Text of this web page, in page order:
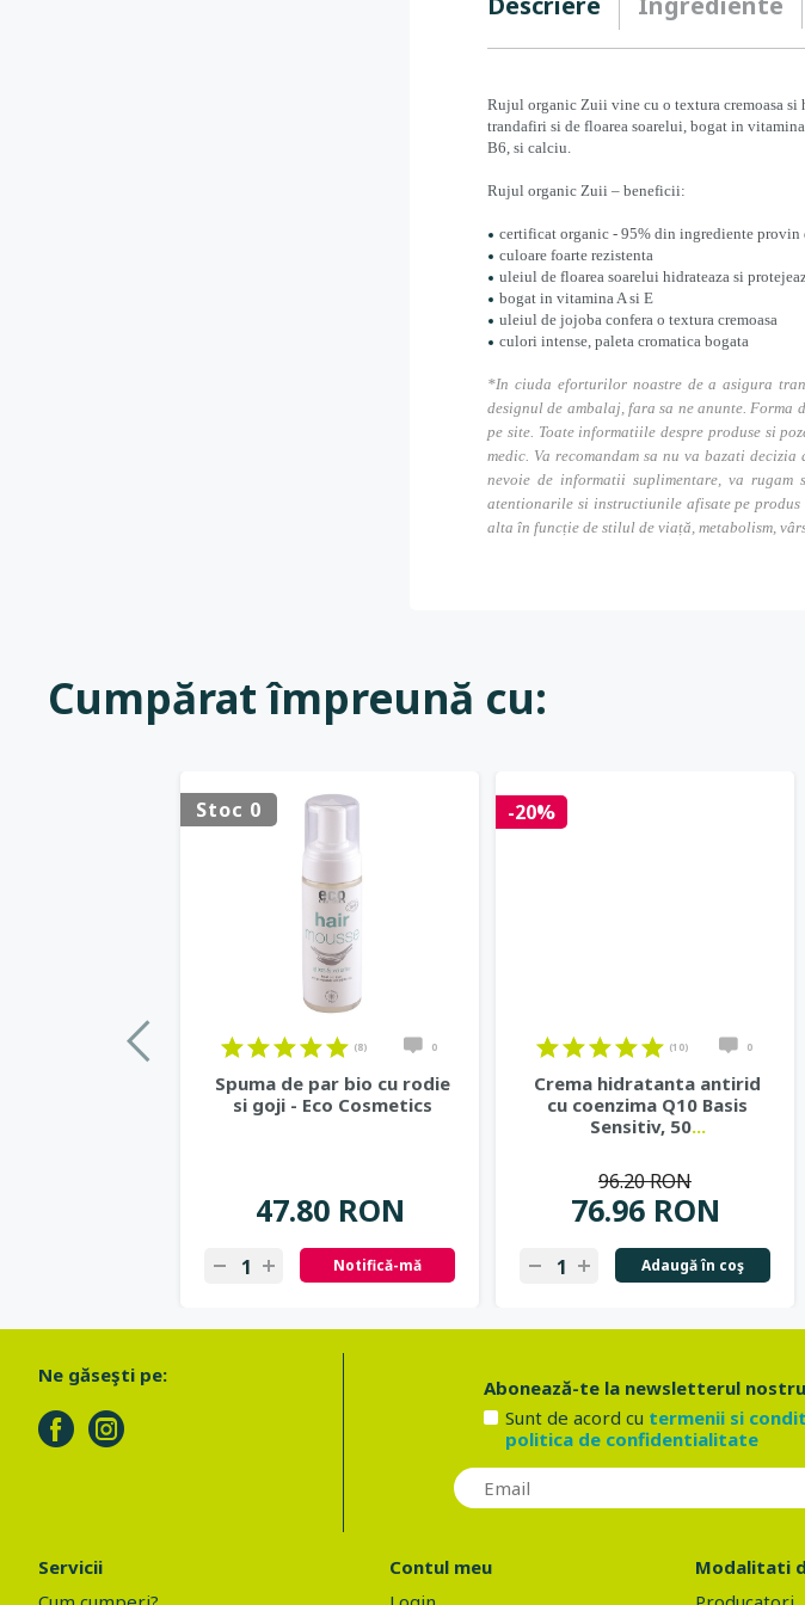
Rujul organic Zuii vine cu o textura cremoasa
trandafiri si de floarea soarelui, bogat in
B6, si calciu.
Rujul organic Zuii – beneficii:
certificat organic - 95% din ingrediente
culoare foarte rezistenta
uleiul de floarea soarelui hidrateaza si
bogat in vitamina A si E
uleiul de jojoba confera o textura cremoasa
culori intense, paleta cromatica bogata
*In ciuda eforturilor noastre de a asigura
designul de ambalaj, fara sa ne anunte.
pe site. Toate informatiile despre produse si
medic. Va recomandam sa nu va bazati
nevoie de informatii suplimentare, va
atentionarile si instructiunile afisate pe
alta în funcție de stilul de viață, metabolism,
Cumpărat împreună cu:
Stoc 0
(8) 0
Spuma de par bio cu rodie
si goji - Eco Cosmetics
47.80 RON
Notifică-mă
-20%
(10) 0
Crema hidratanta antirid
cu coenzima Q10 Basis
Sensitiv, 50...
76.96 RON
96.20 RON
Adaugă în coş
Ne găseşti pe:
Abonează-te la newsletterul nostru
Sunt de acord cu termenii si
politica de confidentialitate
Servicii
Contul meu
Modalitati